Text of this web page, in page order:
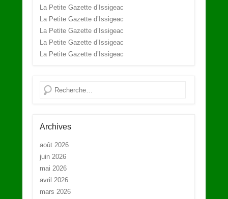
La Petite Gazette d’Issigeac
La Petite Gazette d’Issigeac
La Petite Gazette d’Issigeac
La Petite Gazette d’Issigeac
La Petite Gazette d’Issigeac
Recherche
Archives
août 2026
juin 2026
mai 2026
avril 2026
mars 2026